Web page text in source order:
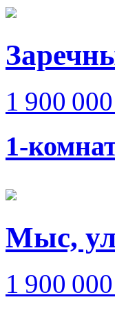
1 900
1-
Мыс,
1 900